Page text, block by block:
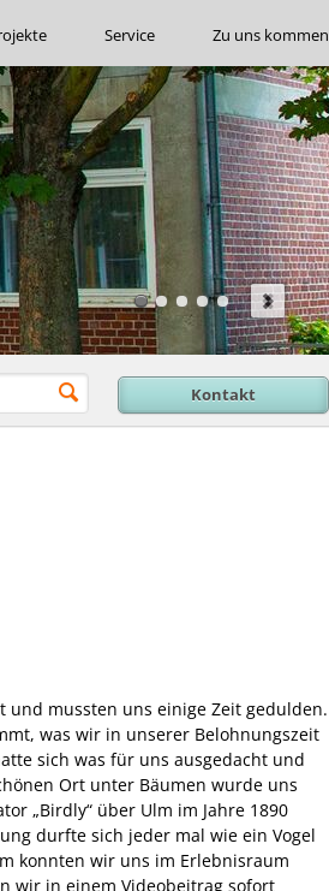
Service Zu uns kommen
Kontakt
mussten uns einige Zeit gedulden.
was wir in unserer Belohnungszeit
sich was für uns ausgedacht und
Ort unter Bäumen wurde uns
„Birdly“ über Ulm im Jahre 1890
durfte sich jeder mal wie ein Vogel
konnten wir uns im Erlebnisraum
wir in einem Videobeitrag sofort